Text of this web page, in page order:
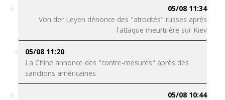
05/08 11:34
Von der Leyen dénonce des "atrocités" russes après
l'attaque meurtrière sur Kiev
05/08 11:20
La Chine annonce des "contre-mesures" après des
sanctions américaines
05/08 10:44